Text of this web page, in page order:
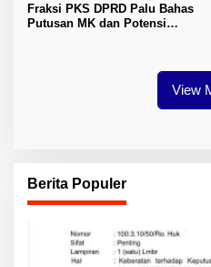
Fraksi PKS DPRD Palu Bahas
Putusan MK dan Potensi
View
Berita Populer